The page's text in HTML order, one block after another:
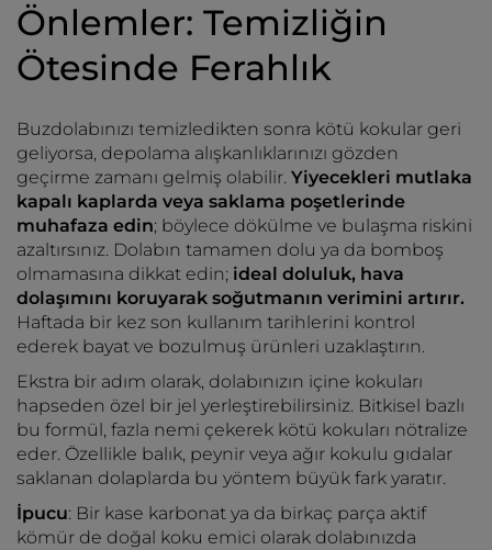
Önlemler: Temizliğin
Ötesinde Ferahlık
Buzdolabınızı temizledikten sonra kötü kokular geri
geliyorsa, depolama alışkanlıklarınızı gözden
geçirme zamanı gelmiş olabilir. Yiyecekleri mutlaka
kapalı kaplarda veya saklama poşetlerinde
muhafaza edin; böylece dökülme ve bulaşma riskini
azaltırsınız. Dolabın tamamen dolu ya da bomboş
olmamasına dikkat edin; ideal doluluk, hava
dolaşımını koruyarak soğutmanın verimini artırır.
Haftada bir kez son kullanım tarihlerini kontrol
ederek bayat ve bozulmuş ürünleri uzaklaştırın.
Ekstra bir adım olarak, dolabınızın içine kokuları
hapseden özel bir jel yerleştirebilirsiniz. Bitkisel bazlı
bu formül, fazla nemi çekerek kötü kokuları nötralize
eder. Özellikle balık, peynir veya ağır kokulu gıdalar
saklanan dolaplarda bu yöntem büyük fark yaratır.
İpucu: Bir kase karbonat ya da birkaç parça aktif
kömür de doğal koku emici olarak dolabınızda